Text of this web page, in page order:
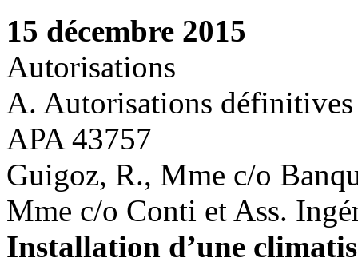
15 décembre 2015
Autorisations
A. Autorisations définitives
APA 43757
Guigoz, R., Mme c/o
Mme c/o Conti et Ass.
Installation d’une